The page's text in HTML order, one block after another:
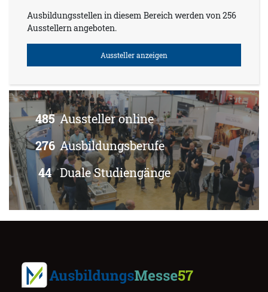
Ausbildungsstellen in diesem Bereich werden von 256
Ausstellern angeboten.
Aussteller anzeigen
485Aussteller online
276 Ausbildungsberufe
44 Duale Studiengänge